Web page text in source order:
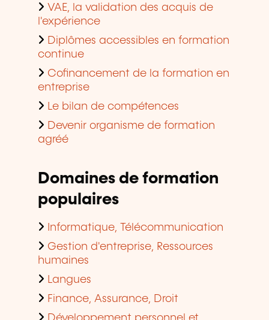
VAE, la validation des acquis de
l'expérience
Diplômes accessibles en formation
continue
Cofinancement de la formation en
entreprise
Le bilan de compétences
Devenir organisme de formation
agréé
Domaines de formation
populaires
Informatique, Télécommunication
Gestion d'entreprise, Ressources
humaines
Langues
Finance, Assurance, Droit